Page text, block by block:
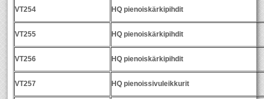
VT254 HQ pienoiskärkipihdit
VT255 HQ pienoiskärkipihdit
VT256 HQ pienoiskärkipihdit
VT257 HQ pienoissivuleikkurit